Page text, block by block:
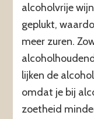
alcoholvrije
geplukt,
meer zuren.
lijken de
omdat je bij
zoetheid